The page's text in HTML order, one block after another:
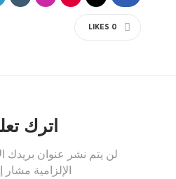
0
LIKES
اترك
لن يتم نشر عنوان بريدك
الإلزامية مشار